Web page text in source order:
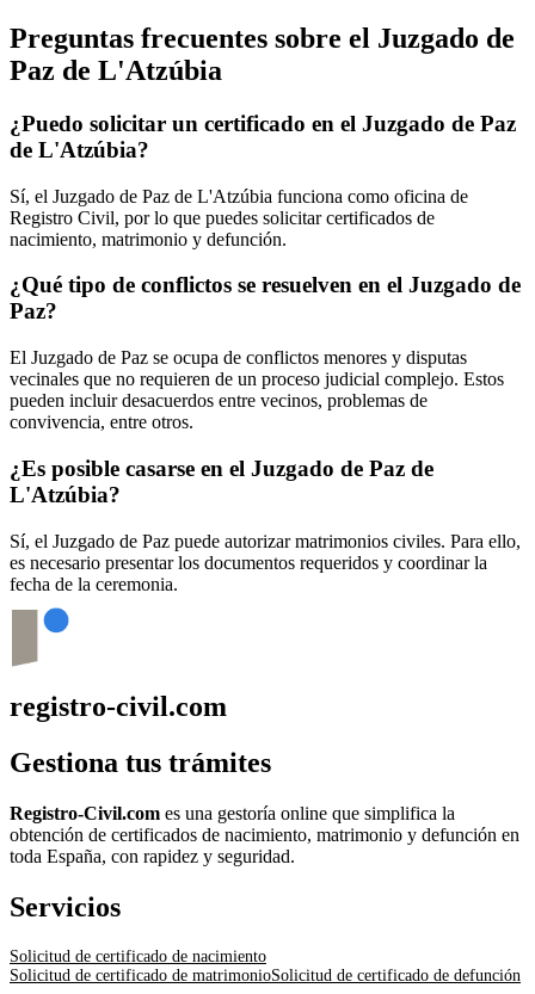
Preguntas frecuentes sobre el Juzgado de
Paz de L'Atzúbia
¿Puedo solicitar un certificado en el Juzgado de Paz
de L'Atzúbia?
Sí, el Juzgado de Paz de L'Atzúbia funciona como oficina de
Registro Civil, por lo que puedes solicitar certificados de
nacimiento, matrimonio y defunción.
¿Qué tipo de conflictos se resuelven en el Juzgado de
Paz?
El Juzgado de Paz se ocupa de conflictos menores y disputas
vecinales que no requieren de un proceso judicial complejo. Estos
pueden incluir desacuerdos entre vecinos, problemas de
convivencia, entre otros.
¿Es posible casarse en el Juzgado de Paz de
L'Atzúbia?
Sí, el Juzgado de Paz puede autorizar matrimonios civiles. Para ello,
es necesario presentar los documentos requeridos y coordinar la
fecha de la ceremonia.
registro-civil.com
Gestiona tus trámites
Registro-Civil.com es una gestoría online que simplifica la
obtención de certificados de nacimiento, matrimonio y defunción en
toda España, con rapidez y seguridad.
Servicios
Solicitud de certificado de nacimiento
Solicitud de certificado de matrimonioSolicitud de certificado de defunción